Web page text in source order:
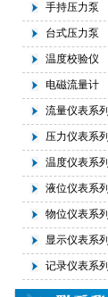
手持压力泵
台式压力泵
温度校验仪
电磁流量计
流量仪表系列
压力仪表系列
温度仪表系列
液位仪表系列
物位仪表系列
显示仪表系列
记录仪表系列